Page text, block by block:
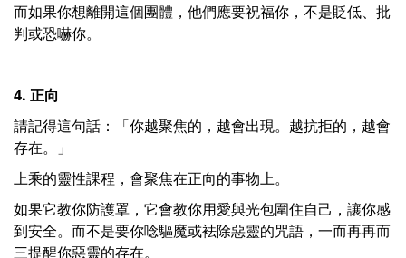
而如果你想離開這個團體，他們應要祝福你，不是貶低、批
判或恐嚇你。
4. 正向
請記得這句話：「你越聚焦的，越會出現。越抗拒的，越會
存在。」
上乘的靈性課程，會聚焦在正向的事物上。
如果它教你防護罩，它會教你用愛與光包圍住自己，讓你感
到安全。而不是要你唸驅魔或袪除惡靈的咒語，一而再再而
三提醒你惡靈的存在。